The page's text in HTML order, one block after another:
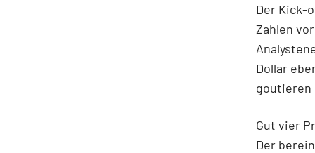
Der Kick-
Zahlen
Dollar
goutieren
Gut vier
Der